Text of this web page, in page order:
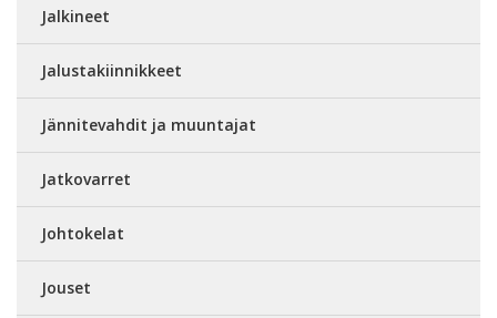
Jalkineet
Jalustakiinnikkeet
Jännitevahdit ja muuntajat
Jatkovarret
Johtokelat
Jouset